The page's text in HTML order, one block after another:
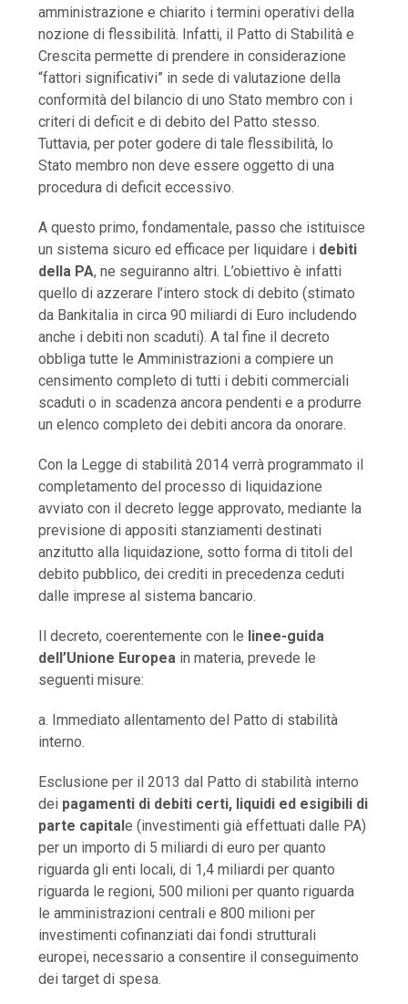
amministrazione e chiarito i termini operativi della
nozione di flessibilità. Infatti, il Patto di Stabilità e
Crescita permette di prendere in considerazione
“fattori significativi” in sede di valutazione della
conformità del bilancio di uno Stato membro con i
criteri di deficit e di debito del Patto stesso.
Tuttavia, per poter godere di tale flessibilità, lo
Stato membro non deve essere oggetto di una
procedura di deficit eccessivo.
A questo primo, fondamentale, passo che istituisce
un sistema sicuro ed efficace per liquidare i debiti
della PA, ne seguiranno altri. L’obiettivo è infatti
quello di azzerare l’intero stock di debito (stimato
da Bankitalia in circa 90 miliardi di Euro includendo
anche i debiti non scaduti). A tal fine il decreto
obbliga tutte le Amministrazioni a compiere un
censimento completo di tutti i debiti commerciali
scaduti o in scadenza ancora pendenti e a produrre
un elenco completo dei debiti ancora da onorare.
Con la Legge di stabilità 2014 verrà programmato il
completamento del processo di liquidazione
avviato con il decreto legge approvato, mediante la
previsione di appositi stanziamenti destinati
anzitutto alla liquidazione, sotto forma di titoli del
debito pubblico, dei crediti in precedenza ceduti
dalle imprese al sistema bancario.
Il decreto, coerentemente con le linee-guida
dell’Unione Europea in materia, prevede le
seguenti misure:
a. Immediato allentamento del Patto di stabilità
interno.
Esclusione per il 2013 dal Patto di stabilità interno
dei pagamenti di debiti certi, liquidi ed esigibili di
parte capitale (investimenti già effettuati dalle PA)
per un importo di 5 miliardi di euro per quanto
riguarda gli enti locali, di 1,4 miliardi per quanto
riguarda le regioni, 500 milioni per quanto riguarda
le amministrazioni centrali e 800 milioni per
investimenti cofinanziati dai fondi strutturali
europei, necessario a consentire il conseguimento
dei target di spesa.